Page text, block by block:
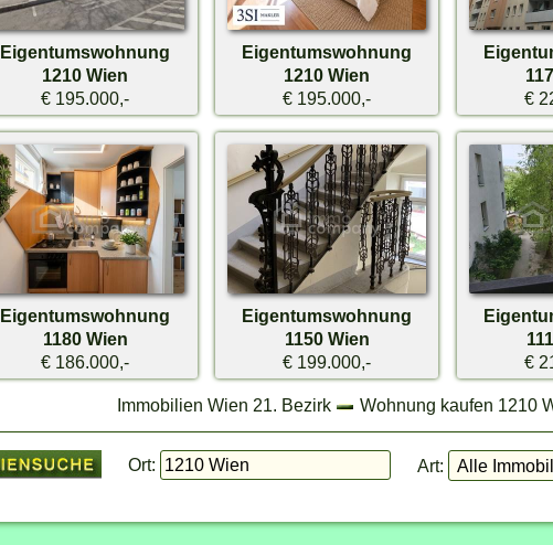
Eigentumswohnung
1210 Wien
€ 195.000,-
Eigentumswohnung
1210 Wien
€ 195.000,-
€
Eigentumswohnung
1180 Wien
€ 186.000,-
Eigentumswohnung
1150 Wien
€ 199.000,-
€
Immobilien Wien 21. Bezirk Wohnung kaufen 1210
Ort: Art: